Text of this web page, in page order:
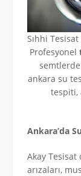
Sıhhi Tesisat
Profesyonel
ankara su
tespiti,
Ankara’da
Akay Tesisat
arızaları,